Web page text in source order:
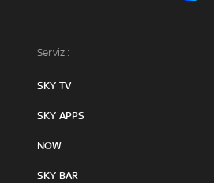
Servizi:
SKY TV
SKY APPS
NOW
SKY BAR